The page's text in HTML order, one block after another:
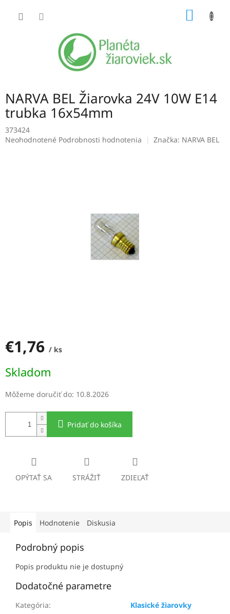
NARVA BEL Žiarovka 24V 10W E14
trubka 16x54mm
373424
Priemerné
Neohodnotené Podrobnosti hodnotenia Značka: NARVA BEL
€1,76 / ks
cena:
Skladom
Môžeme doručiť do: 10.8.2026
Pridať do košíka
OPÝTAŤ SA STRÁŽIŤ ZDIEĽAŤ
Popis Hodnotenie Diskusia
Podrobný popis
Popis produktu nie je dostupný
Dodatočné parametre
Kategória:
Klasické žiarovky